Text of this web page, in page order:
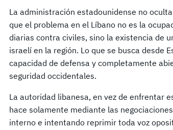
La administración estadounidense no
que el problema en el Líbano no es la
diarias contra civiles, sino la existencia de
israelí en la región. Lo que se busca desde
capacidad de defensa y completamente
seguridad occidentales.
La autoridad libanesa, en vez de enfrentar
hace solamente mediante las
interno e intentando reprimir toda voz